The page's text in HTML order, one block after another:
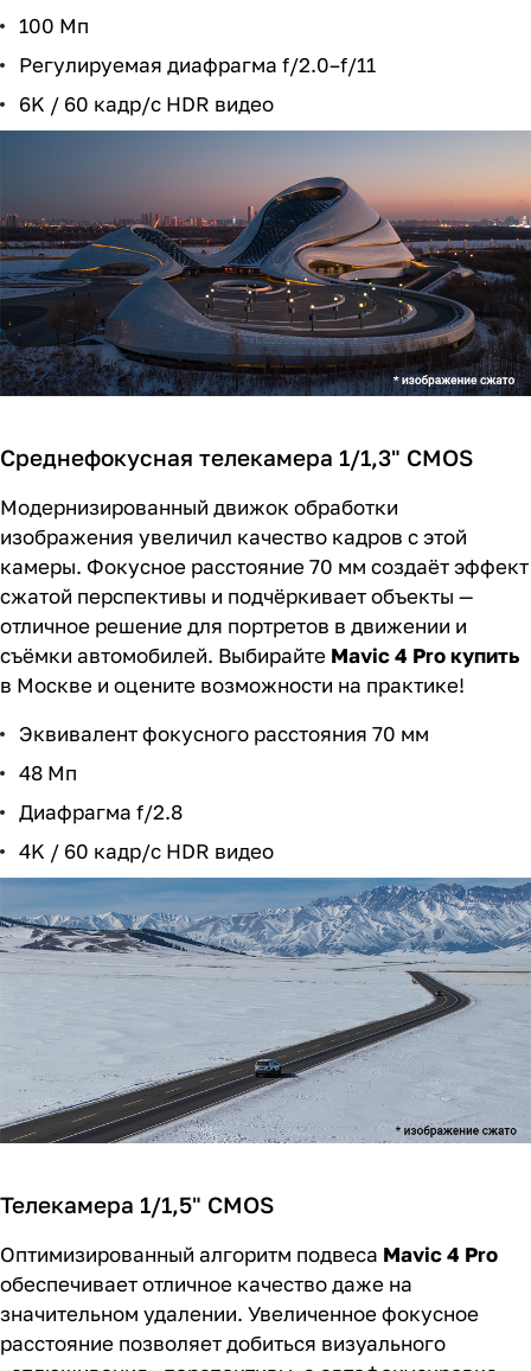
100 Мп
Регулируемая диафрагма f/2.0–f/11
6K / 60 кадр/с HDR видео
Среднефокусная телекамера 1/1,3" CMOS
Модернизированный движок обработки
изображения увеличил качество кадров с этой
камеры. Фокусное расстояние 70 мм создаёт эффект
сжатой перспективы и подчёркивает объекты —
отличное решение для портретов в движении и
съёмки автомобилей. Выбирайте Mavic 4 Pro купить
в Москве и оцените возможности на практике!
Эквивалент фокусного расстояния 70 мм
48 Мп
Диафрагма f/2.8
4K / 60 кадр/с HDR видео
Телекамера 1/1,5" CMOS
Оптимизированный алгоритм подвеса Mavic 4 Pro
обеспечивает отличное качество даже на
значительном удалении. Увеличенное фокусное
расстояние позволяет добиться визуального